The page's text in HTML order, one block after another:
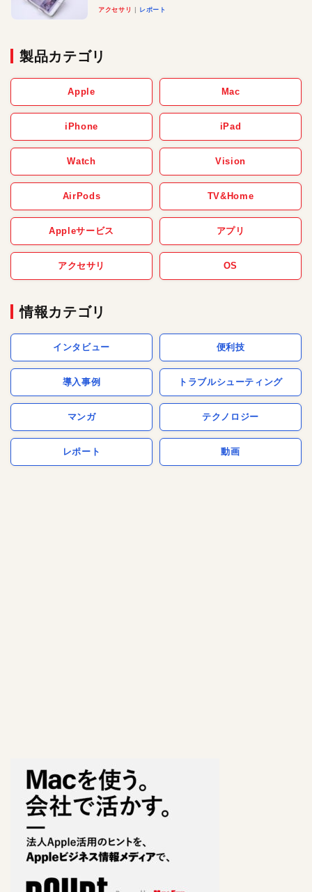
べる楽しさも
アクセサリ レポート
製品カテゴリ
Apple Mac
iPhone iPad
Watch Vision
AirPods TV&Home
Appleサービス アプリ
アクセサリ OS
情報カテゴリ
インタビュー 便利技
導入事例 トラブルシューティング
マンガ テクノロジー
レポート 動画